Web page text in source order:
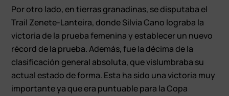
Por otro lado, en tierras granadinas, se disputaba el
Trail Zenete-Lanteira, donde Silvia Cano lograba la
victoria de la prueba femenina y establecer un nuevo
récord de la prueba. Además, fue la décima de la
clasificación general absoluta, que vislumbraba su
actual estado de forma. Esta ha sido una victoria muy
importante ya que era puntuable para la Copa